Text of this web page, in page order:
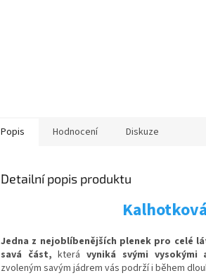
Popis Hodnocení Diskuze
Detailní popis produktu
Jedna z nejoblíbenějších plenek pro celé
savá část, kterávyniká svými vysokými
zvoleným savým jádrem vás podrží i během